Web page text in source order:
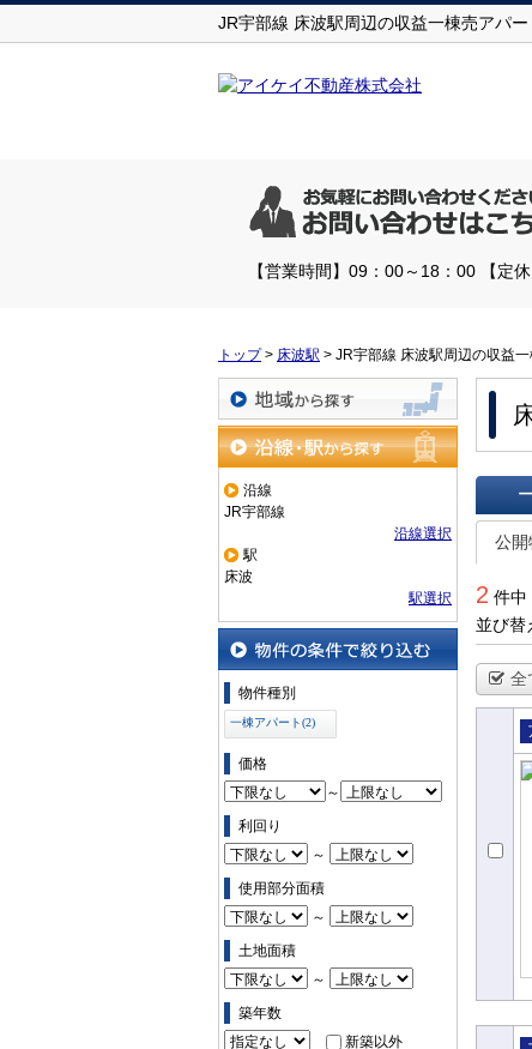
JR宇部線 床波駅周辺の収益一棟売アパ
【営業時間】09：00～18：00 【定
トップ> 床波駅 > JR宇部線 床波駅周辺の収益
地域から探す
沿線・駅から探す
沿線
JR宇部線
沿線選択
駅
床波
駅選択
物件の条件で絞り込む
物件種別
一棟アパート(2)
価格
～
利回り
～
使用部分面積
～
土地面積
～
築年数
新築以外
一覧で
公開
2 件中
並び替
全